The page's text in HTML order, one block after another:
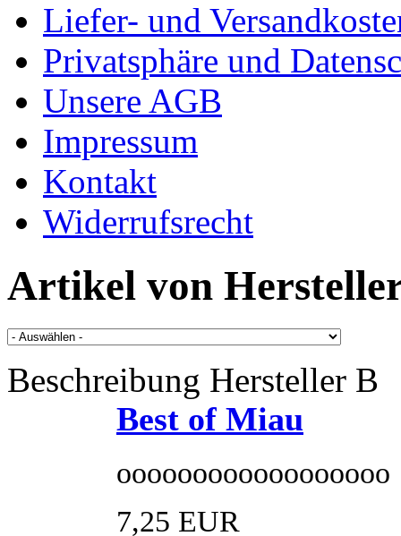
Liefer- und
Privatsphäre und
Unsere AGB
Impressum
Kontakt
Widerrufsrecht
Artikel von
Beschreibung Hersteller B
Best of Miau
oooooooooooooooooo
7,25 EUR